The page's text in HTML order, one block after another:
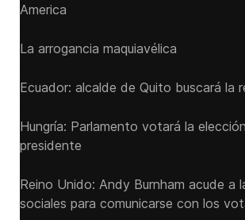
America
La arrogancia maquiavélica
Ecuador: alcalde de Quito buscará la
Hungría: Parlamento votará la
presidente
Reino Unido: Andy ‌Burnham acude a
sociales para comunicarse con los